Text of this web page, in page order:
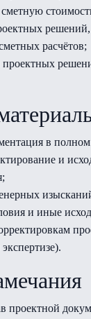
расчётов;
проектных
в полном
и
и иные
проектной